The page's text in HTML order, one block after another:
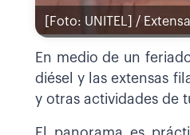
[Foto: UNITEL] /
En medio de un
diésel y las extensas
y otras actividades de